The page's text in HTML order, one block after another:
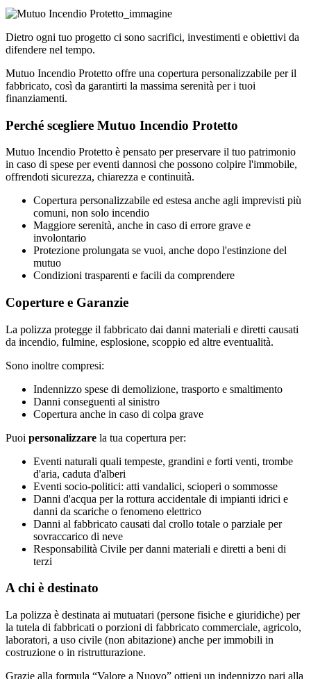
Dietro ogni tuo progetto ci sono sacrifici, investimenti e obiettivi da
difendere nel tempo.
Mutuo Incendio Protetto offre una copertura personalizzabile per il
fabbricato, così da garantirti la massima serenità per i tuoi
finanziamenti.
Perché scegliere Mutuo Incendio Protetto
Mutuo Incendio Protetto è pensato per preservare il tuo patrimonio
in caso di spese per eventi dannosi che possono colpire l'immobile,
offrendoti sicurezza, chiarezza e continuità.
Copertura personalizzabile ed estesa anche agli imprevisti più
comuni, non solo incendio
Maggiore serenità, anche in caso di errore grave e
involontario
Protezione prolungata se vuoi, anche dopo l'estinzione del
mutuo
Condizioni trasparenti e facili da comprendere
Coperture e Garanzie
La polizza protegge il fabbricato dai danni materiali e diretti causati
da incendio, fulmine, esplosione, scoppio ed altre eventualità.
Sono inoltre compresi:
Indennizzo spese di demolizione, trasporto e smaltimento
Danni conseguenti al sinistro
Copertura anche in caso di colpa grave
Puoi personalizzare la tua copertura per:
Eventi naturali quali tempeste, grandini e forti venti, trombe
d'aria, caduta d'alberi
Eventi socio-politici: atti vandalici, scioperi o sommosse
Danni d'acqua per la rottura accidentale di impianti idrici e
danni da scariche o fenomeno elettrico
Danni al fabbricato causati dal crollo totale o parziale per
sovraccarico di neve
Responsabilità Civile per danni materiali e diretti a beni di
terzi
A chi è destinato
La polizza è destinata ai mutuatari (persone fisiche e giuridiche) per
la tutela di fabbricati o porzioni di fabbricato commerciale, agricolo,
laboratori, a uso civile (non abitazione) anche per immobili in
costruzione o in ristrutturazione.
Grazie alla formula “Valore a Nuovo” ottieni un indennizzo pari alla